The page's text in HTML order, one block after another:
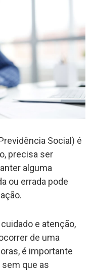
Social) é
precisa ser
alguma
ou errada pode
e atenção,
de uma
é importante
que as